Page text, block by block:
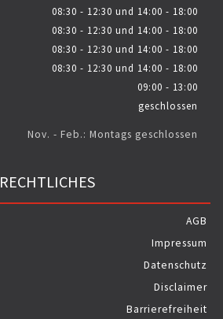
08:30 - 12:30 und 14:00 - 18:00
08:30 - 12:30 und 14:00 - 18:00
08:30 - 12:30 und 14:00 - 18:00
08:30 - 12:30 und 14:00 - 18:00
09:00 - 13:00
geschlossen
Nov. - Feb.: Montags geschlossen
RECHTLICHES
AGB
Impressum
Datenschutz
Disclaimer
Barrierefreiheit